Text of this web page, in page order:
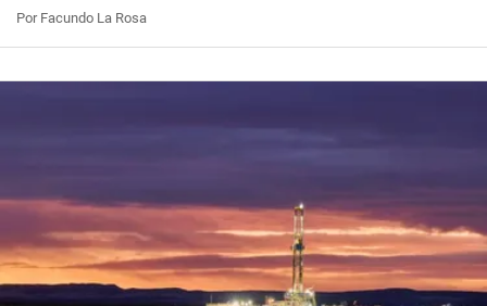
Por Facundo La Rosa